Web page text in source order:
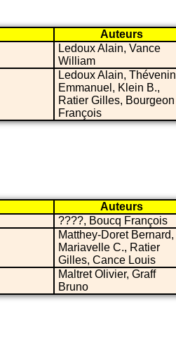
Auteurs
Ledoux Alain, Vance
William
Ledoux Alain, Thévenin
Emmanuel, Klein B.,
Ratier Gilles, Bourgeon
François
Auteurs
????, Boucq François
Matthey-Doret Bernard,
Mariavelle C., Ratier
Gilles, Cance Louis
Maltret Olivier, Graff
Bruno